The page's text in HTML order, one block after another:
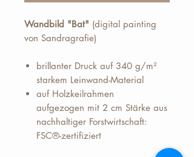
Wandbild "Bat" (digital painting
von Sandragrafie)
brillanter Druck auf 340 g/m²
starkem Leinwand-Material
auf Holzkeilrahmen
aufgezogen mit 2 cm Stärke aus
nachhaltiger Forstwirtschaft:
FSC®-zertifiziert